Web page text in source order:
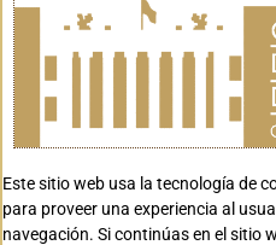
X_@CamaraColombia
Este sitio web usa la tecnología de
para proveer una experiencia al
navegación. Si continúas en el sitio